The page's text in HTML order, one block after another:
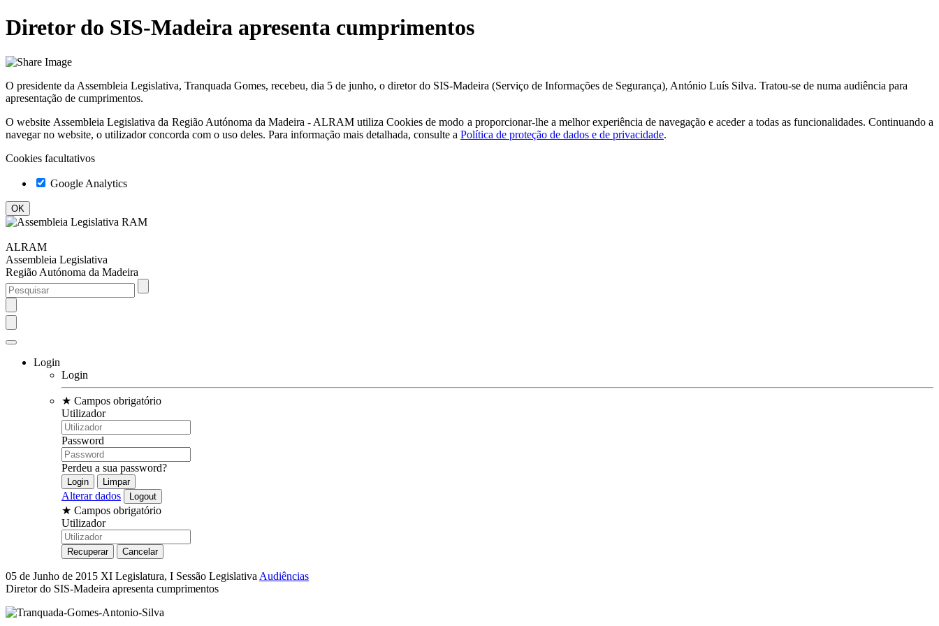
Diretor do SIS-Madeira apresenta cumprimentos
O presidente da Assembleia Legislativa, Tranquada Gomes, recebeu, dia 5 de junho, o diretor do SIS-Madeira (Serviço de Informações de Segurança), António Luís Silva. Tratou-se de numa audiência para
apresentação de cumprimentos.
O website Assembleia Legislativa da Região Autónoma da Madeira - ALRAM utiliza Cookies de modo a proporcionar-lhe a melhor experiência de navegação e aceder a todas as funcionalidades. Continuando a
navegar no website, o utilizador concorda com o uso deles. Para informação mais detalhada, consulte a Política de proteção de dados e de privacidade.
Cookies facultativos
Google Analytics
ALRAM
Assembleia Legislativa
Região Autónoma da Madeira
Login
Login
★ Campos obrigatório
Utilizador
Password
Perdeu a sua password?
Alterar dados
★ Campos obrigatório
Utilizador
05 de Junho de 2015 XI Legislatura, I Sessão Legislativa Audiências
Diretor do SIS-Madeira apresenta cumprimentos